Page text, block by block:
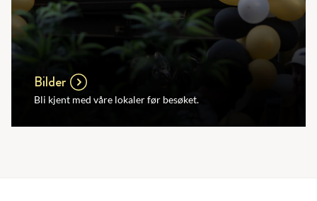
Bilder
Bli kjent med våre lokaler før besøket.